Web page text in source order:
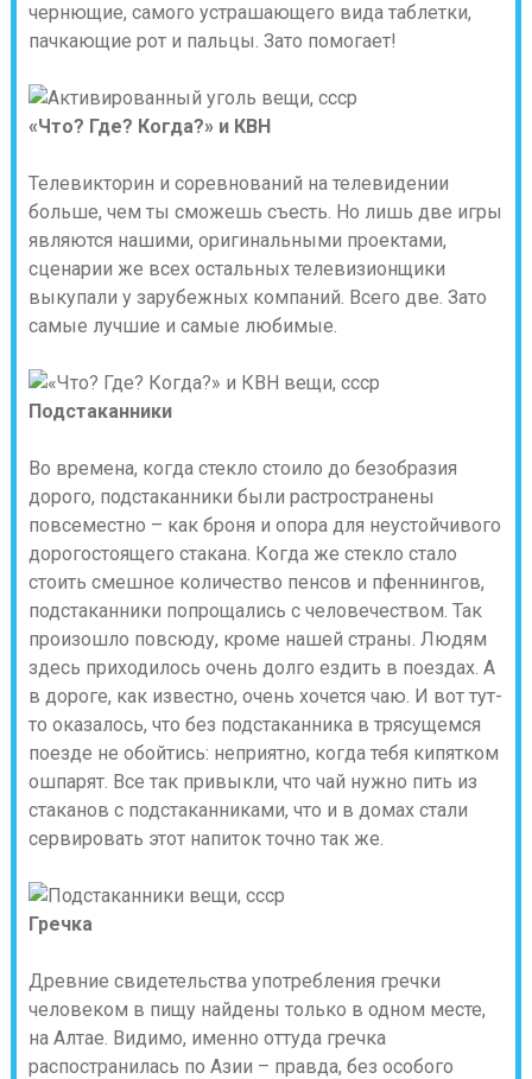
чернющие, самого устрашающего вида таблетки,
пачкающие рот и пальцы. Зато помогает!
«Что? Где? Когда?» и КВН
Телевикторин и соревнований на телевидении
больше, чем ты сможешь съесть. Но лишь две игры
являются нашими, оригинальными проектами,
сценарии же всех остальных телевизионщики
выкупали у зарубежных компаний. Всего две. Зато
самые лучшие и самые любимые.
Подстаканники
Во времена, когда стекло стоило до безобразия
дорого, подстаканники были растространены
повсеместно – как броня и опора для неустойчивого
дорогостоящего стакана. Когда же стекло стало
стоить смешное количество пенсов и пфеннингов,
подстаканники попрощались с человечеством. Так
произошло повсюду, кроме нашей страны. Людям
здесь приходилось очень долго ездить в поездах. А
в дороге, как известно, очень хочется чаю. И вот тут-
то оказалось, что без подстаканника в трясущемся
поезде не обойтись: неприятно, когда тебя кипятком
ошпарят. Все так привыкли, что чай нужно пить из
стаканов с подстаканниками, что и в домах стали
сервировать этот напиток точно так же.
Гречка
Древние свидетельства употребления гречки
человеком в пищу найдены только в одном месте,
на Алтае. Видимо, именно оттуда гречка
распостранилась по Азии – правда, без особого